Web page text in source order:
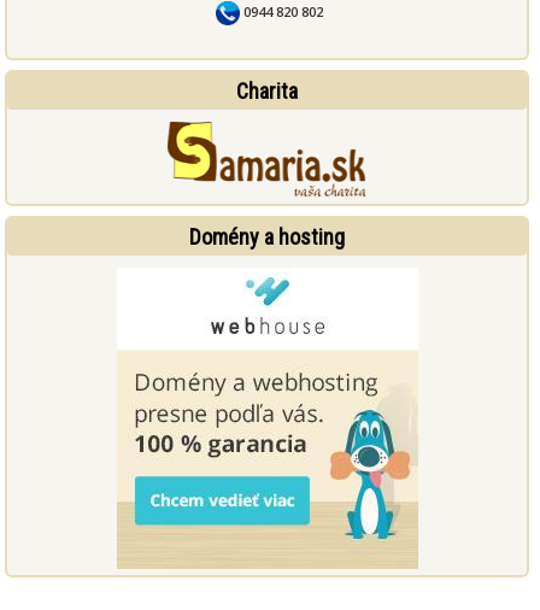
0944 820 802
Charita
Domény a hosting